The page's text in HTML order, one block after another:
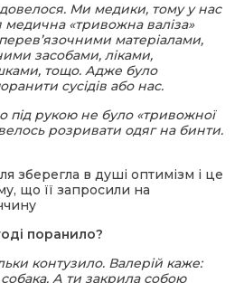
Ми медики, тому у нас
медична «тривожна валіза»
матеріалами,
засобами, ліками,
тощо. Адже було
сусідів або нас.
під рукою не було «тривожної
розривати одяг на бинти.
зберегла в душі оптимізм і це
що її запросили на
поранило?
контузило. Валерій каже:
А ти закрила собою